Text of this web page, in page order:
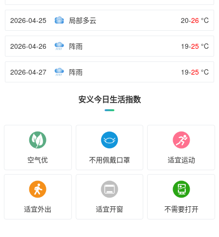
2026-04-25 局部多云 20-26 °C
2026-04-26 阵雨 19-25 °C
2026-04-27 阵雨 19-25 °C
安义今日生活指数
空气优 不用佩戴口罩 适宜运动
适宜外出 适宜开窗 不需要打开